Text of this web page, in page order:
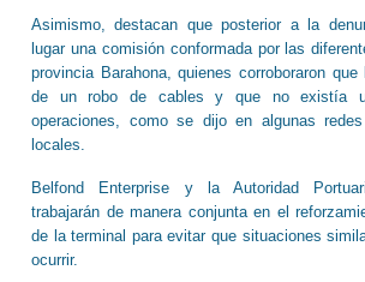
Asimismo, destacan que posterior a la
lugar una comisión conformada por las
provincia Barahona, quienes corroboraron
de un robo de cables y que no existía
operaciones, como se dijo en algunas
locales.
Belfond Enterprise y la Autoridad
trabajarán de manera conjunta en el
de la terminal para evitar que situaciones
ocurrir.